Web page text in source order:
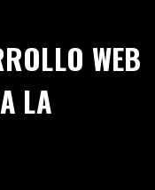
WEB
LA